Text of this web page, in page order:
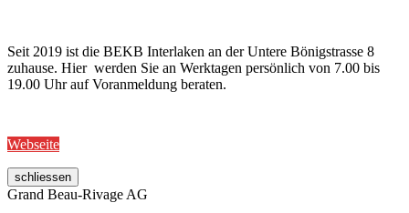
Seit 2019 ist die BEKB Interlaken an der Untere Bönigstrasse 8
zuhause. Hier werden Sie an Werktagen persönlich von 7.00 bis
19.00 Uhr auf Voranmeldung beraten.
Webseite
schliessen
Grand Beau-Rivage AG